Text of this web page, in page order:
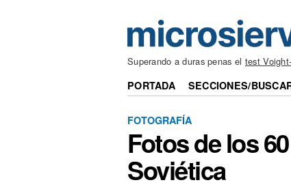
Superando a duras penas el test
PORTADA SECCIONES/
FOTOGRAFÍA
Fotos de los
Soviética